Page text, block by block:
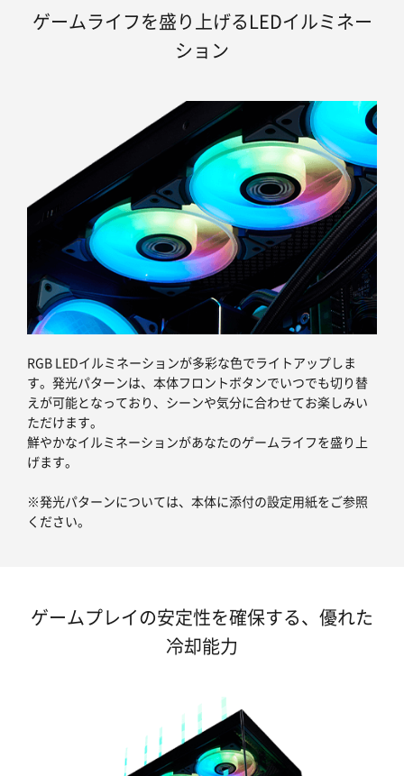
ゲームライフを盛り上げるLEDイルミネー
ション
RGB LEDイルミネーションが多彩な色でライトアップしま
す。発光パターンは、本体フロントボタンでいつでも切り替
えが可能となっており、シーンや気分に合わせてお楽しみい
ただけます。
鮮やかなイルミネーションがあなたのゲームライフを盛り上
げます。
※発光パターンについては、本体に添付の設定用紙をご参照
ください。
ゲームプレイの安定性を確保する、優れた
冷却能力